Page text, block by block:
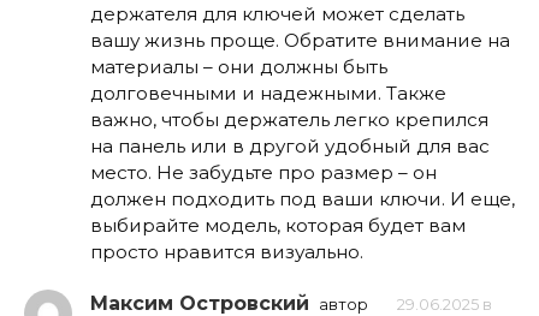
держателя для ключей может сделать
вашу жизнь проще. Обратите внимание на
материалы – они должны быть
долговечными и надежными. Также
важно, чтобы держатель легко крепился
на панель или в другой удобный для вас
место. Не забудьте про размер – он
должен подходить под ваши ключи. И еще,
выбирайте модель, которая будет вам
просто нравится визуально.
Максим Островский автор
29.06.2025 в